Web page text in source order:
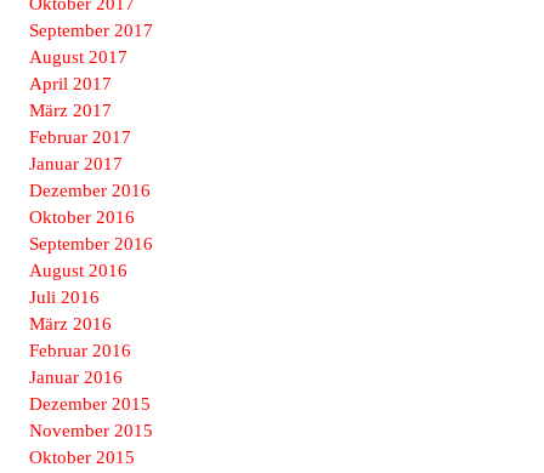
September 2017
August 2017
April 2017
März 2017
Februar 2017
Januar 2017
Dezember 2016
Oktober 2016
September 2016
August 2016
Juli 2016
März 2016
Februar 2016
Januar 2016
Dezember 2015
November 2015
Oktober 2015